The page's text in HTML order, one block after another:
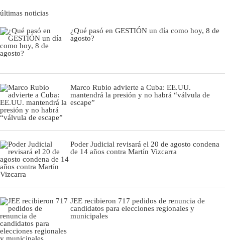
últimas noticias
¿Qué pasó en GESTIÓN un día como hoy, 8 de
agosto?
Marco Rubio advierte a Cuba: EE.UU.
mantendrá la presión y no habrá “válvula de
escape”
Poder Judicial revisará el 20 de agosto condena
de 14 años contra Martín Vizcarra
JEE recibieron 717 pedidos de renuncia de
candidatos para elecciones regionales y
municipales